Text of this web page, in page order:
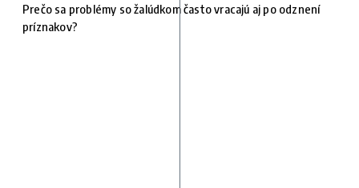
Prečo sa problémy so žalúdkom často vracajú aj po odznení
príznakov?